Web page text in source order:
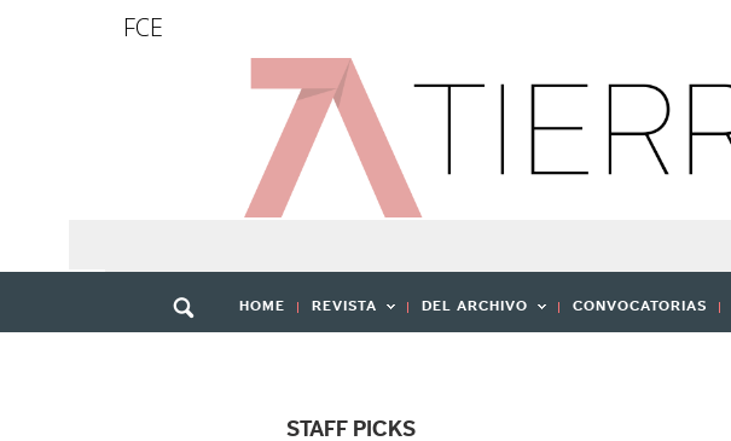
FCE
HOME REVISTA DEL ARCHIVO CONVOCATORIAS
STAFF PICKS